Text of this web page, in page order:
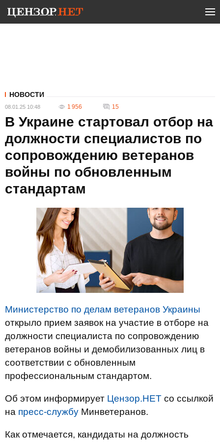
НОВОСТИ
08.01.25 10:48 1 956 15
В Украине стартовал отбор на
должности специалистов по
сопровождению ветеранов
войны по обновленным
стандартам
Министерство по делам ветеранов Украины
открыло прием заявок на участие в отборе на
должности специалиста по сопровождению
ветеранов войны и демобилизованных лиц в
соответствии с обновленным
профессиональным стандартом.
Об этом информирует Цензор.НЕТ со ссылкой
на пресс-службу Минветеранов.
Как отмечается, кандидаты на должность